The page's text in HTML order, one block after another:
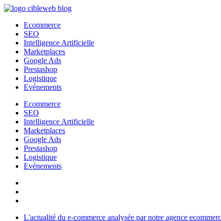
Aller
contenuEcommerce
SEO
Intelligence Artificielle
Marketplaces
Google Ads
Prestashop
Logistique
Evénements
Ecommerce
SEO
Intelligence Artificielle
Marketplaces
Google Ads
Prestashop
Logistique
Evénements
L'actualité du e-commerce analysée par notre agence